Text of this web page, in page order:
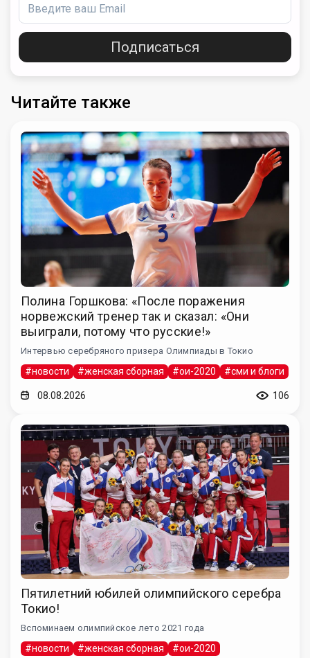
Подписаться
Читайте также
Полина Горшкова: «После поражения
норвежский тренер так и сказал: «Они
выиграли, потому что русские!»
Интервью серебряного призера Олимпиады в Токио
#новости #женская сборная #ои-2020 #сми и блоги
08.08.2026 106
Пятилетний юбилей олимпийского серебра
Токио!
Вспоминаем олимпийское лето 2021 года
#новости #женская сборная #ои-2020